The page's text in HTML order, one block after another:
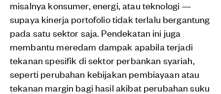
misalnya konsumer, energi, atau teknologi —
supaya kinerja portofolio tidak terlalu bergantung
pada satu sektor saja. Pendekatan ini juga
membantu meredam dampak apabila terjadi
tekanan spesifik di sektor perbankan syariah,
seperti perubahan kebijakan pembiayaan atau
tekanan margin bagi hasil akibat perubahan suku